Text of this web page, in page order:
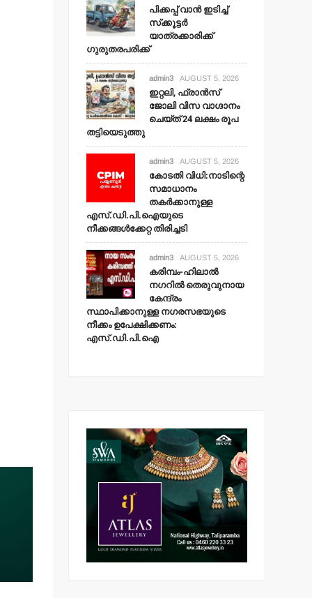
പിക്കപ്പ് വാന്‍ ഇടിച്ച്
സ്‌ക്കൂട്ടര്‍
യാത്രക്കാരിക്ക്
ഗുരുതരപരിക്ക്
admin3 AUGUST 5, 2026
ഇറ്റലി, ഫ്രാന്‍സ്
ജോലി വിസ വാഗ്ദാനം
ചെയ്ത് 24 ലക്ഷം രൂപ
തട്ടിയെടുത്തു
admin3 AUGUST 5, 2026
കോടതി വിധി:നാടിന്റെ
സമാധാനം
തകര്‍ക്കാനുള്ള
എസ്.ഡി.പി.ഐയുടെ
നീക്കങ്ങള്‍ക്കേറ്റ തിരിച്ചടി
admin3 AUGUST 5, 2026
കരിമ്പം-ഹിലാല്‍
നഗറില്‍ തെരുവുനായ
കേന്ദ്രം
സ്ഥാപിക്കാനുള്ള നഗരസഭയുടെ
നീക്കം ഉപേക്ഷിക്കണം:
എസ്.ഡി.പി.ഐ